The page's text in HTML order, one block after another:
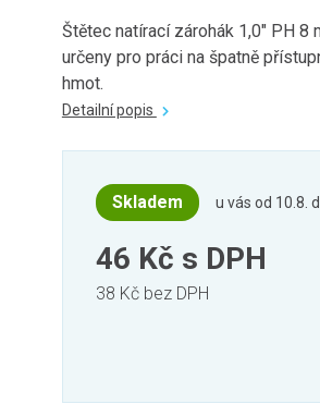
Štětec natírací zárohák 1,0" PH 8
určeny pro práci na špatně
hmot.
Detailní popis
Skladem u vás od 10.8.
46 Kč s DPH
38 Kč bez DPH